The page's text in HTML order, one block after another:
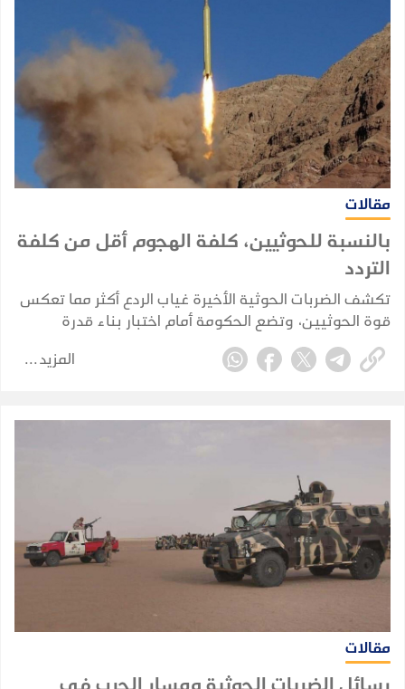
مقالات
بالنسبة للحوثيين، كلفة الهجوم أقل من كلفة
التردد
تكشف الضربات الحوثية الأخيرة غياب الردع أكثر مما تعكس
قوة الحوثيين، وتضع الحكومة أمام اختبار بناء قدرة
حقيقية على فرض كلفة تمنع تكرار الهجمات.
المزيد
مقالات